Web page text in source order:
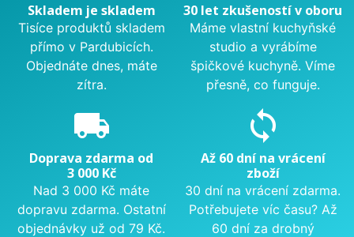
Skladem je skladem
Tisíce produktů skladem
přímo v Pardubicích.
Objednáte dnes, máte
zítra.
30 let zkušeností v oboru
Máme vlastní kuchyňské
studio a vyrábíme
špičkové kuchyně. Víme
přesně, co funguje.
local_shipping
Doprava zdarma od
3 000 Kč
Nad 3 000 Kč máte
dopravu zdarma. Ostatní
objednávky už od 79 Kč.
sync
Až 60 dní na vrácení
zboží
30 dní na vrácení zdarma.
Potřebujete víc času? Až
60 dní za drobný